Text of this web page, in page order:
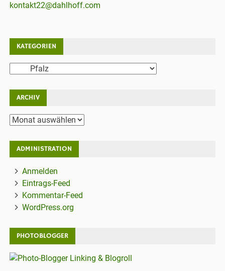
kontakt22@dahlhoff.com
KATEGORIEN
Kategorien
ARCHIV
Archiv
ADMINISTRATION
Anmelden
Eintrags-Feed
Kommentar-Feed
WordPress.org
PHOTOBLOGGER